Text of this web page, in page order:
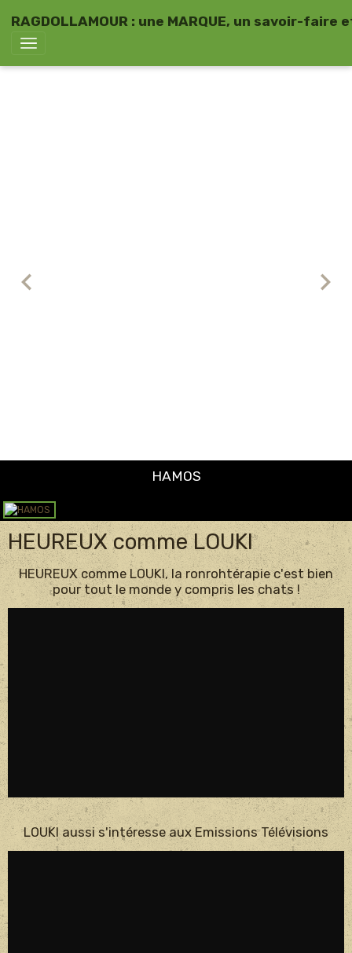
RAGDOLLAMOUR : une MARQUE, un savoir-faire
HEUREUX comme LOUKI
HEUREUX comme LOUKI, la ronrohtérapie c'est bien
pour tout le monde y compris les chats !
LOUKI aussi s'intéresse aux Emissions Télévisions